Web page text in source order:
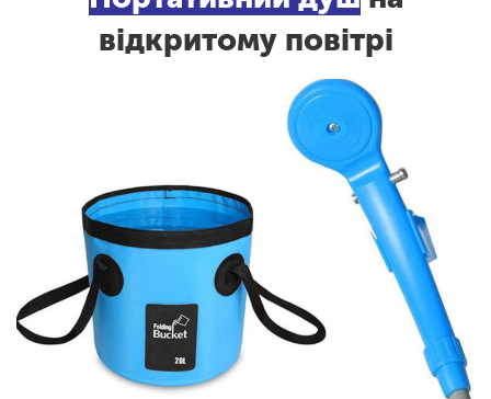
відкритому повітрі